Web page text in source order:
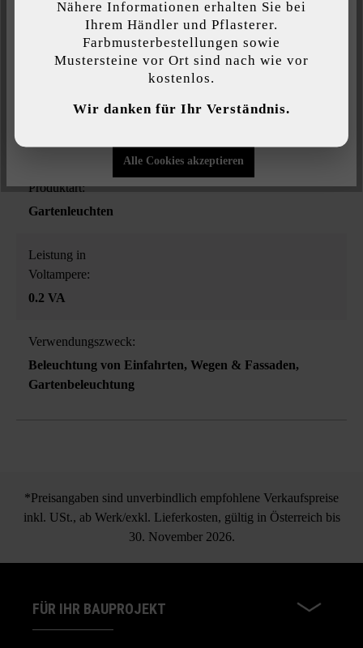
transparent
Leistung in Watt:
0.25
Produktart:
Gartenleuchten
Leistung in
Voltampere:
0.2 VA
Verwendungszweck:
Beleuchtung von Einfahrten, Wegen & Fassaden,
Gartenbeleuchtung
*Preisangaben sind unverbindlich empfohlene Verkaufspreise
inkl. USt., ab Werk/exkl. Lieferkosten, gültig in Österreich bis
30. November 2026.
FÜR IHR BAUPROJEKT
Funktionalität bieten zu können...Mehr Informationen
Individuelle Einstellungen
Alle Cookies akzeptieren
Nähere Informationen erhalten Sie bei
Ihrem Händler und Pflasterer.
Farbmusterbestellungen sowie
Mustersteine vor Ort sind nach wie vor
kostenlos.
Wir danken für Ihr Verständnis.